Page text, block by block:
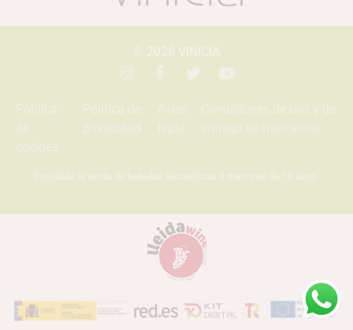
© 2026 VINICIA
Política
de
cookies
Política de
privacidad
Aviso
legal
Condiciones de uso y de
entrega de mercancía
Prohibida la venta de bebidas alcohólicas a menores de 18 años.